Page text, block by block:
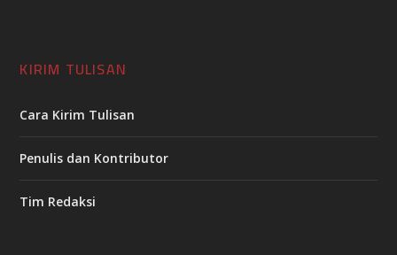
KIRIM TULISAN
Cara Kirim Tulisan
Penulis dan Kontributor
Tim Redaksi